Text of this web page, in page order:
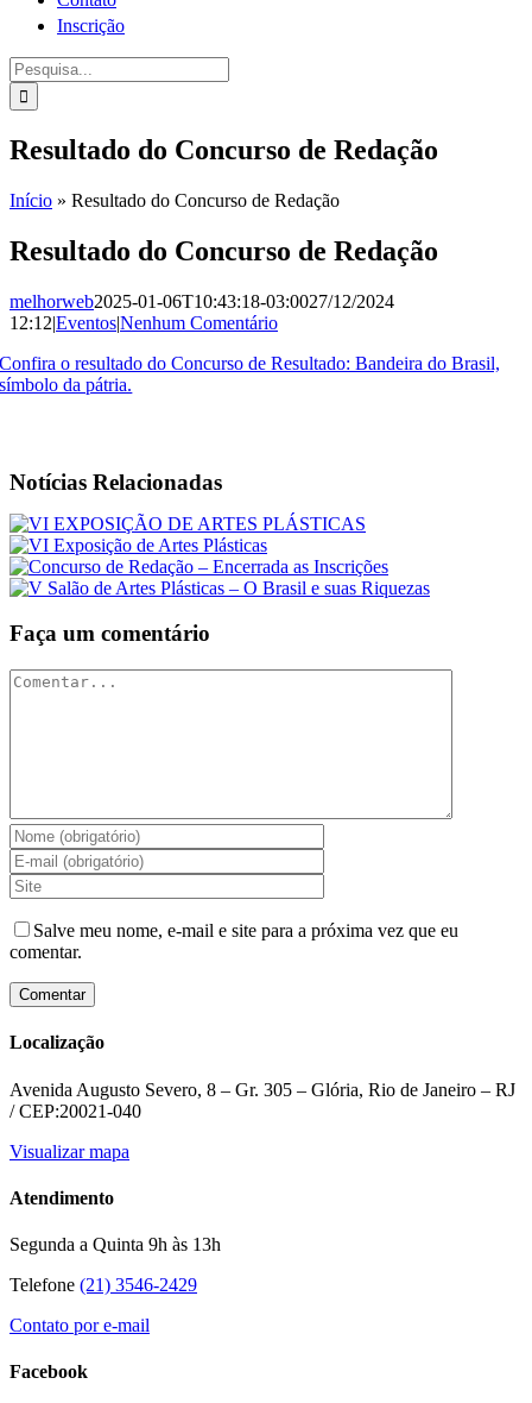
Inscrição
Procurar
por:
Resultado do Concurso de Redação
Início » Resultado do Concurso de Redação
Resultado do Concurso de Redação
melhorweb2025-01-06T10:43:18-03:0027/12/2024
12:12|Eventos|Nenhum Comentário
Confira o resultado do Concurso de Resultado: Bandeira do Brasil,
símbolo da pátria.
Notícias Relacionadas
Faça um comentário
Comentar
Salve meu nome, e-mail e site para a próxima vez que eu
comentar.
Localização
Avenida Augusto Severo, 8 – Gr. 305 – Glória, Rio de Janeiro – RJ
/ CEP:20021-040
Visualizar mapa
Atendimento
Segunda a Quinta 9h às 13h
Telefone (21) 3546-2429
Contato por e-mail
Facebook